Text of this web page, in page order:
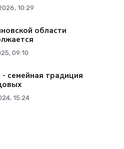
10:29
области
09:10
семейная традиция
15:24